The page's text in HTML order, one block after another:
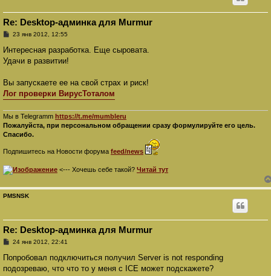
Re: Desktop-админка для Murmur
С
о
щ
и
е
23 янв 2012, 12:55
Интересная разработка. Еще сыровата.
Удачи в развитии!
Вы запускаете ее на свой страх и риск!
Лог проверки ВирусТоталом
Мы в Telegramm https://t.me/mumbleru
Пожалуйста, при персональном обращении сразу формулируйте его цель.
Спасибо.
Подпишитесь на Новости форума feed/news
<--- Хочешь себе такой? Читай тут
PMSNSK
Re: Desktop-админка для Murmur
С
о
щ
24 янв 2012, 22:41
Попробовал подключиться получил Server is not responding
подозреваю, что что то у меня с ICE может подскажете?